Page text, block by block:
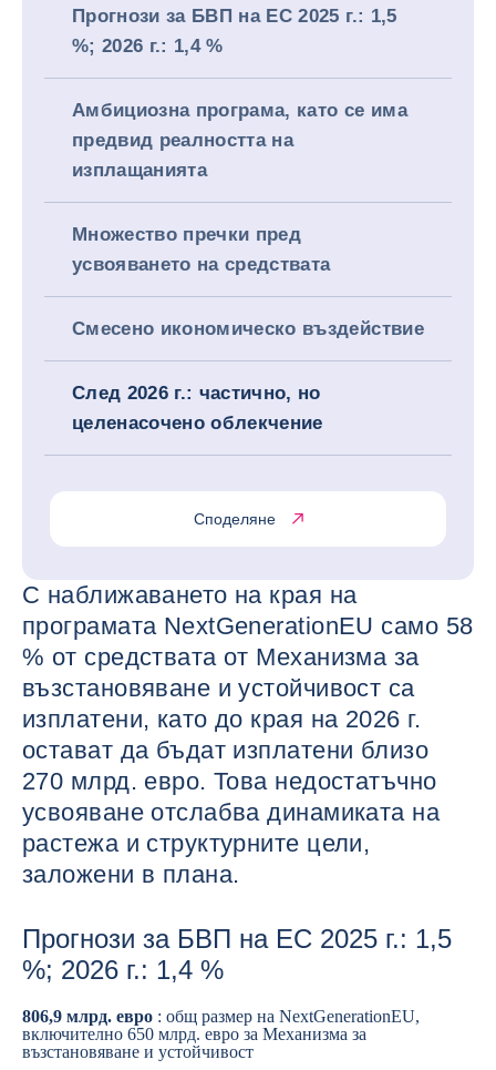
Прогнози за БВП на ЕС 2025 г.: 1,5
%; 2026 г.: 1,4 %
Амбициозна програма, като се има
предвид реалността на
изплащанията
Множество пречки пред
усвояването на средствата
Смесено икономическо въздействие
След 2026 г.: частично, но
целенасочено облекчение
Споделяне
С наближаването на края на
програмата NextGenerationEU само 58
% от средствата от Механизма за
възстановяване и устойчивост са
изплатени, като до края на 2026 г.
остават да бъдат изплатени близо
270 млрд. евро. Това недостатъчно
усвояване отслабва динамиката на
растежа и структурните цели,
заложени в плана.
Прогнози за БВП на ЕС 2025 г.: 1,5
%; 2026 г.: 1,4 %
806,9 млрд. евро : общ размер на NextGenerationEU,
включително 650 млрд. евро за Механизма за
възстановяване и устойчивост